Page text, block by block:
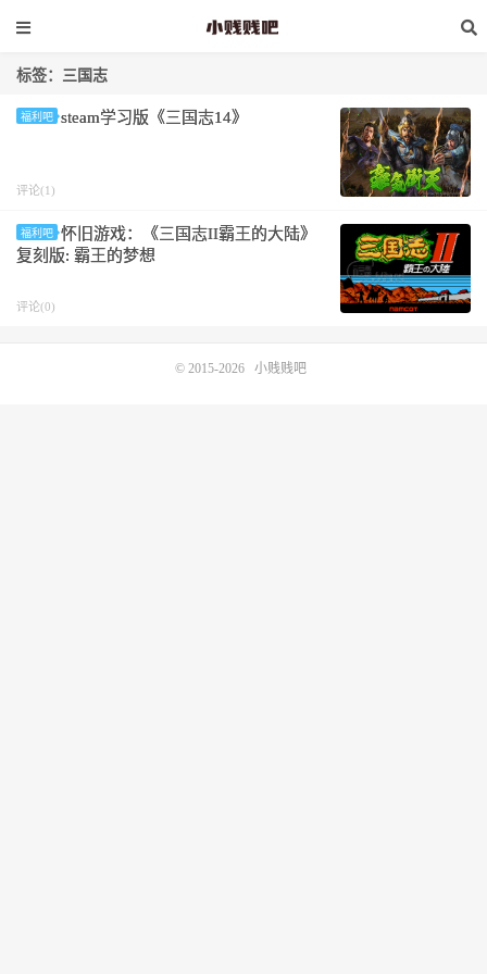
标签：三国志
福利吧 steam学习版《三国志14》
评论(1)
福利吧
怀旧游戏：《三国志II霸王的大陆》
复刻版: 霸王的梦想
评论(0)
© 2015-2026 小贱贱吧